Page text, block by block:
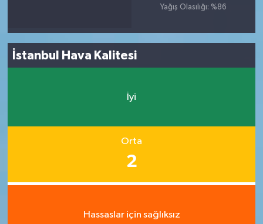
Yağış Olasılığı: %86
İstanbul Hava Kalitesi
İyi
Orta
2
Hassaslar için sağlıksız